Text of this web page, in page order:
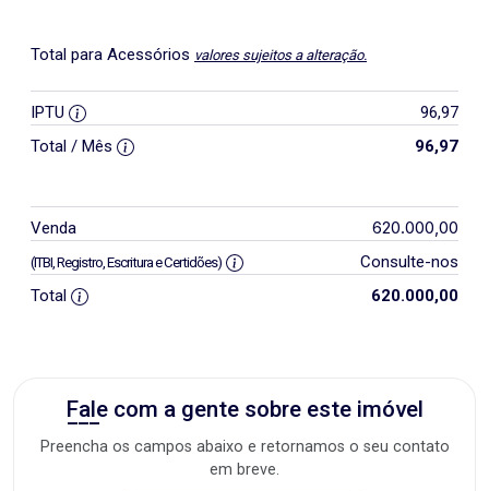
Total para Acessórios valores sujeitos a alteração.
IPTU
96,97
Total / Mês
96,97
Venda 620.000,00
(ITBI, Registro, Escritura e Certidões)
Consulte-nos
Total
620.000,00
Fale com a gente sobre este imóvel
Preencha os campos abaixo e retornamos o seu contato
em breve.